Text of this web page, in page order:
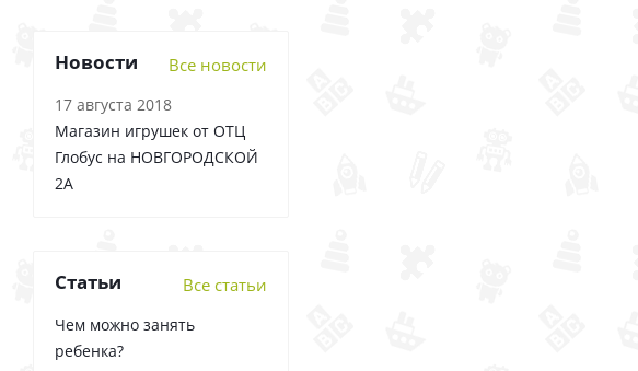
Новости Все новости
17 августа 2018
Магазин игрушек от ОТЦ
Глобус на НОВГОРОДСКОЙ
2А
Статьи Все статьи
Чем можно занять
ребенка?